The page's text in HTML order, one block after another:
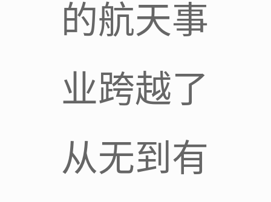
的航天事
业跨越了
从无到有